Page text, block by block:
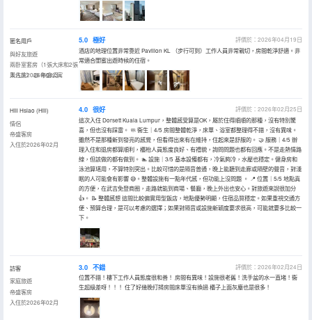
匿名用戶
與好友旅遊
兩卧室套房（1張大床和2張
單人床） @ 帝盛公寓
入住於2026年04月
5.0 極好
評價於：2026年04月19日
酒店的地理位置非常靠近 Pavilion KL （步行可到）工作人員非常親切，房間乾淨舒適。非
常適合閨蜜出遊時候的住宿。
Hill Hsiao (Hill)
情侶
帝盛客房
入住於2026年02月
4.0 很好
評價於：2026年02月25日
這次入住 Dorsett Kuala Lumpur，整體感受算是OK，屬於住得順順的那種，沒有特別驚
喜，但也沒有踩雷。 🧼 衞生｜4/5 房間整體乾淨，床單、浴室都整理得不錯，沒有異味。
雖然不是那種新到發亮的感覺，但看得出來有在維持，住起來是舒服的。 🤝 服務｜4/5 辦
理入住和退房都算順利，櫃枱人員態度良好、有禮貌，詢問問題也都有回應。不是走熱情路
線，但該做的都有做到。 🏊 設施｜3/5 基本設備都有，冷氣夠冷，水壓也穩定。健身房和
泳池算堪用，不算特別突出。比較可惜的是隔音普通，晚上能聽到走廊或隔壁的聲音，對淺
眠的人可能會有影響 😅。整體設施有一點年代感，但功能上沒問題 。 📍 位置｜5/5 地點真
的方便，在武吉免登商圈，走路就能到商場、餐廳，晚上外出也安心。對旅遊來說很加分
👍。 📝 整體感想 這間比較偏實用型飯店，地點優勢明顯，住宿品質穩定。如果重視交通方
便、預算合理，是可以考慮的選擇；如果對隔音或設施新穎度要求很高，可能就要多比較一
下。
訪客
家庭旅遊
帝盛客房
入住於2026年02月
3.0 不錯
評價於：2026年02月24日
位置不錯！樓下工作人員態度很和善！ 房間有異味！設施很老舊！洗手盆的水一直堵！衞
生超級差呀！！！ 住了好幾晚打掃房間床單沒有換過 櫃子上面灰塵也是很多！